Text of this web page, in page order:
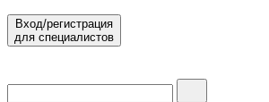
Вход/регистрация
для специалистов